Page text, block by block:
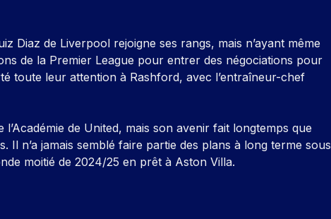
Diaz de Liverpool rejoigne ses rangs, mais n’ayant même
de la Premier League pour entrer des négociations pour
toute leur attention à Rashford, avec l’entraîneur-chef
de United, mais son avenir fait longtemps que
Il n’a jamais semblé faire partie des plans à long terme sous
moitié de 2024/25 en prêt à Aston Villa.